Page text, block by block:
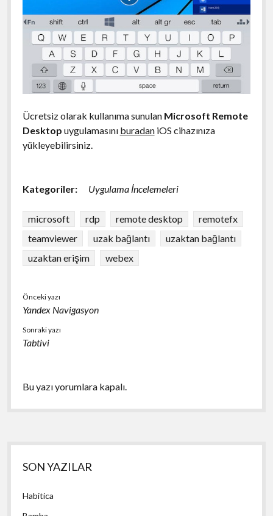
Ücretsiz olarak kullanıma sunulan Microsoft Remote
Desktop uygulamasını buradaniOS cihazınıza
yükleyebilirsiniz.
Kategoriler: Uygulama İncelemeleri
microsoft rdp remote desktop
remotefx
teamviewer
uzak bağlantı
uzaktan bağlantı
uzaktan erişim
webex
Önceki yazı
Yandex Navigasyon
Sonraki yazı
Tabtivi
Bu yazı yorumlara kapalı.
Yan
Menü
SON YAZILAR
Habitica